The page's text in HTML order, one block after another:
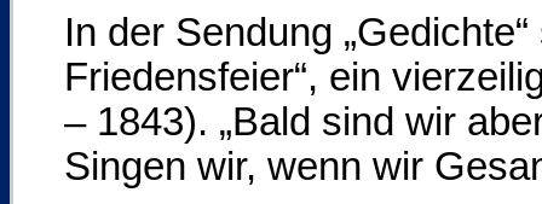
In der Sendung
Friedensfeier“, ein
– 1843). „Bald sind wir
Singen wir, wenn wir